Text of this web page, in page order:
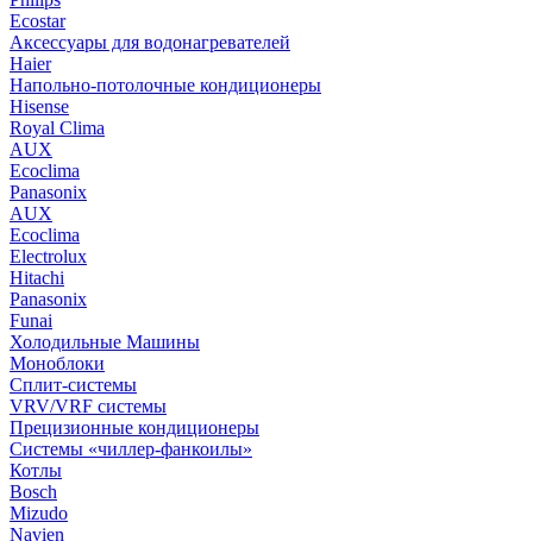
Ecostar
Аксессуары для водонагревателей
Haier
Напольно-потолочные кондиционеры
Hisense
Royal Clima
AUX
Ecoclima
Panasonix
AUX
Ecoclima
Electrolux
Hitachi
Panasonix
Funai
Холодильные Машины
Моноблоки
Сплит-системы
VRV/VRF системы
Прецизионные кондиционеры
Системы «чиллер-фанкоилы»
Котлы
Bosch
Mizudo
Navien